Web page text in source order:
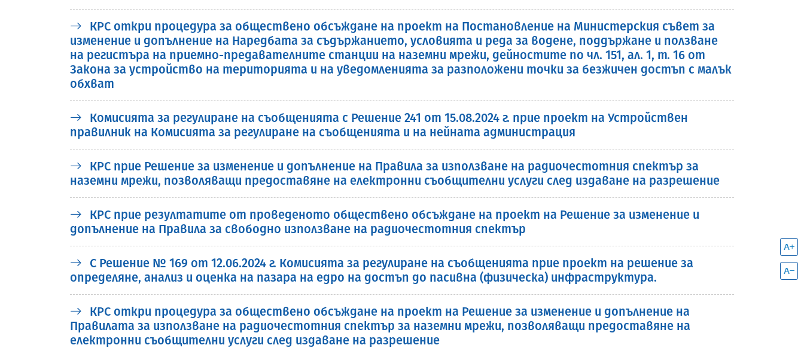
КРС откри процедура за обществено обсъждане на проект на Постановление на Министерския съвет за
изменение и допълнение на Наредбата за съдържанието, условията и реда за водене, поддържане и ползване
на регистъра на приемно-предавателните станции на наземни мрежи, дейностите по чл. 151, ал. 1, т. 16 от
Закона за устройство на територията и на уведомленията за разположени точки за безжичен достъп с малък
обхват
Комисията за регулиране на съобщенията с Решение 241 от 15.08.2024 г. прие проект на Устройствен
правилник на Комисията за регулиране на съобщенията и на нейната администрация
КРС прие Решение за изменение и допълнение на Правила за използване на радиочестотния спектър за
наземни мрежи, позволяващи предоставяне на електронни съобщителни услуги след издаване на разрешение
КРС прие резултатите от проведеното обществено обсъждане на проект на Решение за изменение и
допълнение на Правила за свободно използване на радиочестотния спектър
С Решение № 169 от 12.06.2024 г. Комисията за регулиране на съобщенията прие проект на решение за
определяне, анализ и оценка на пазара на едро на достъп до пасивна (физическа) инфраструктура.
КРС откри процедура за обществено обсъждане на проект на Решение за изменение и допълнение на
Правилата за използване на радиочестотния спектър за наземни мрежи, позволяващи предоставяне на
електронни съобщителни услуги след издаване на разрешение